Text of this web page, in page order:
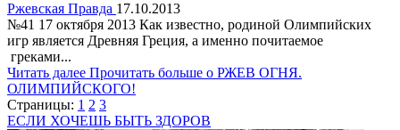
Ржевская Правда 17.10.2013
№41 17 октября 2013 Как известно, родиной Олимпийских
игр является Древняя Греция, а именно почитаемое
греками...
Читать далее Прочитать больше о РЖЕВ ОГНЯ.
ОЛИМПИЙСКОГО!
Страницы: 1 2 3
ЕСЛИ ХОЧЕШЬ БЫТЬ ЗДОРОВ